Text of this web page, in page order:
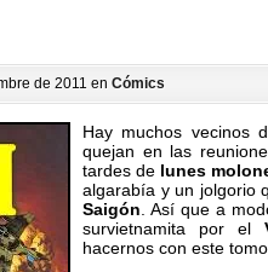
de 2011 en Cómics
Hay muchos vecinos
quejan en las
tardes de lunes
algarabía y un jolgorio
Saigón . Así que a
survietnamita por el
hacernos con este